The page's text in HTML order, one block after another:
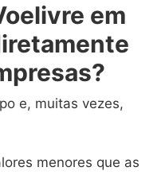
em
e, muitas vezes,
menores que as